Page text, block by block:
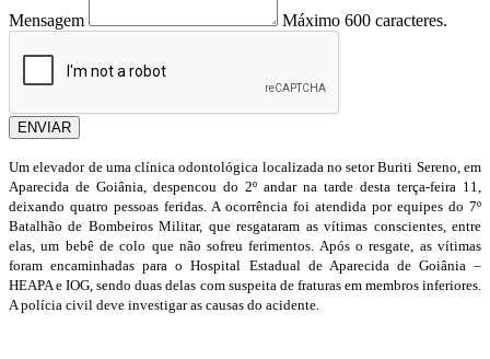
Mensagem Máximo 600 caracteres.
ENVIAR
Um elevador de uma clínica odontológica localizada no setor Buriti Sereno, em
Aparecida de Goiânia, despencou do 2º andar na tarde desta terça-feira 11,
deixando quatro pessoas feridas. A ocorrência foi atendida por equipes do 7º
Batalhão de Bombeiros Militar, que resgataram as vítimas conscientes, entre
elas, um bebê de colo que não sofreu ferimentos. Após o resgate, as vítimas
foram encaminhadas para o Hospital Estadual de Aparecida de Goiânia –
HEAPA e IOG, sendo duas delas com suspeita de fraturas em membros inferiores.
A polícia civil deve investigar as causas do acidente.